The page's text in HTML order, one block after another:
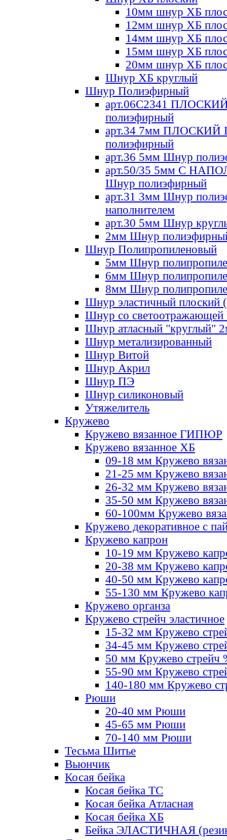
10мм шнур ХБ
12мм шнур ХБ
14мм шнур ХБ
15мм шнур ХБ
20мм шнур ХБ
Шнур ХБ круглый
Шнур Полиэфирный
арт.06С2341
полиэфирный
арт.34 7мм ПЛОСКИЙ
полиэфирный
арт.36 5мм Шнур
арт.50/35 5мм С
Шнур полиэфирный
арт.31 3мм Шнур
наполнителем
арт.30 5мм Шнур
2мм Шнур
Шнур Полипропиленовый
5мм Шнур
6мм Шнур
8мм Шнур
Шнур эластичный плоский
Шнур со светоотражающей
Шнур атласный "круглый"
Шнур метализированный
Шнур Витой
Шнур Акрил
Шнур ПЭ
Шнур силиконовый
Утяжелитель
Кружево
Кружево вязанное ГИПЮР
Кружево вязанное ХБ
09-18 мм Кружево
21-25 мм Кружево
26-32 мм Кружево
35-50 мм Кружево
60-100мм Кружево
Кружево декоративное с
Кружево капрон
10-19 мм Кружево
20-38 мм Кружево
40-50 мм Кружево
55-130 мм Кружево
Кружево органза
Кружево стрейч эластичное
15-32 мм Кружево
34-45 мм Кружево
50 мм Кружево стрейч
55-90 мм Кружево
140-180 мм Кружево
Рюши
20-40 мм Рюши
45-65 мм Рюши
70-140 мм Рюши
Тесьма Шитье
Вьюнчик
Косая бейка
Косая бейка ТС
Косая бейка Атласная
Косая бейка ХБ
Бейка ЭЛАСТИЧНАЯ